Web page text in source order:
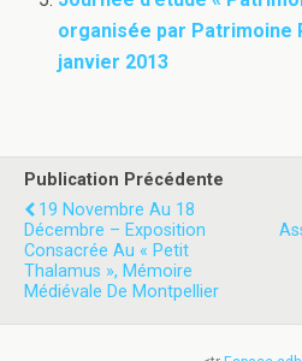
organisée par Patrimoine
janvier 2013
Publication Précédente
19 Novembre Au 18
Décembre – Exposition
Consacrée Au « Petit
Thalamus », Mémoire
Médiévale De Montpellier